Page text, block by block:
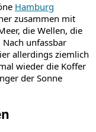
Hamburg
zusammen mit
die Wellen, die
unfassbar
allerdings ziemlich
wieder die Koffer
der Sonne